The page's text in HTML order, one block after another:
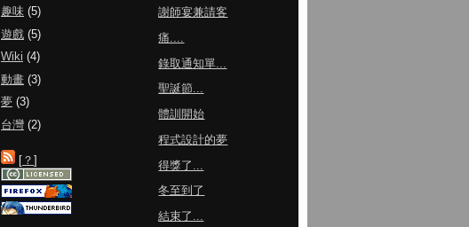
謝師宴兼請客
痛....
錄取通知單...
聖誕節...
體訓開始
程式設計的夢
得獎了...
冬至到了
結束了...
趣味 (5)
遊戲 (5)
Wiki (4)
動畫 (3)
夢 (3)
台灣 (2)
[ ？ ]